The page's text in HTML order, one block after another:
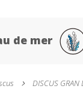
de mer
DISCUS GRAN